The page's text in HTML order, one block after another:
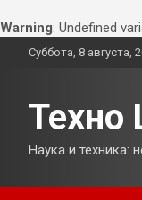
Warning: Undefined
ПерейтиСуббота, 8 августа,
Техно
Наука и техника: